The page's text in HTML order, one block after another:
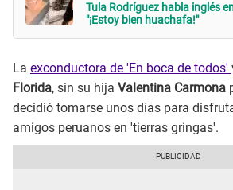
Tula Rodríguez habla inglés
"¡Estoy bien huachafa!"
La exconductora de 'En boca de todos'
Florida, sin su hija Valentina Carmona
decidió tomarse unos días para
amigos peruanos en 'tierras gringas'.